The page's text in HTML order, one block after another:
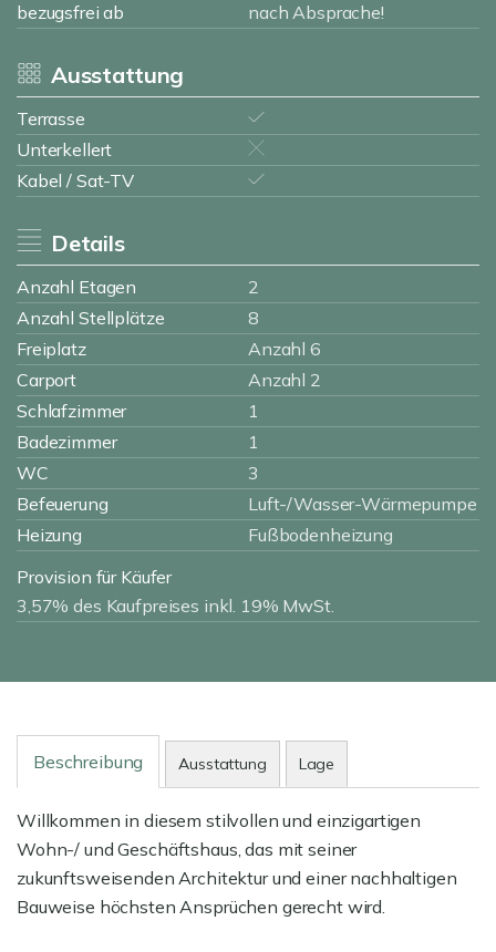
bezugsfrei ab
nach Absprache!
Ausstattung
Terrasse
Unterkellert
Kabel / Sat-TV
Details
Anzahl Etagen
2
Anzahl Stellplätze
8
Freiplatz
Anzahl 6
Carport
Anzahl 2
Schlafzimmer
1
Badezimmer
1
WC
3
Befeuerung
Luft-/Wasser-Wärmepumpe
Heizung
Fußbodenheizung
Provision für Käufer
3,57% des Kaufpreises inkl. 19% MwSt.
Beschreibung Ausstattung Lage
Willkommen in diesem stilvollen und einzigartigen
Wohn-/ und Geschäftshaus, das mit seiner
zukunftsweisenden Architektur und einer nachhaltigen
Bauweise höchsten Ansprüchen gerecht wird.